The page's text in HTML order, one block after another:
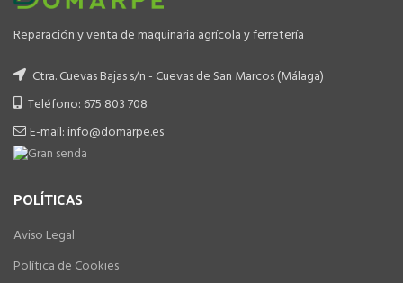
Reparación y venta de maquinaria agrícola y ferretería
Ctra. Cuevas Bajas s/n - Cuevas de San Marcos (Málaga)
Teléfono: 675 803 708
E-mail: info@domarpe.es
POLÍTICAS
Aviso Legal
Política de Cookies